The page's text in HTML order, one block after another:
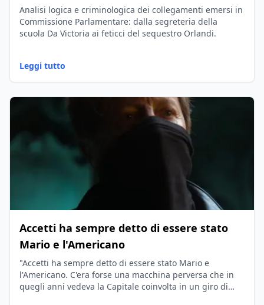
ricatto
Analisi logica e criminologica dei collegamenti emersi in
Commissione Parlamentare: dalla segreteria della
scuola Da Victoria ai feticci del sequestro Orlandi.
Leggi tutto
Accetti ha sempre detto di essere stato
Mario e l'Americano
"Accetti ha sempre detto di essere stato Mario e
l'Americano. C'era forse una macchina perversa che in
quegli anni vedeva la Capitale coinvolta in un giro di